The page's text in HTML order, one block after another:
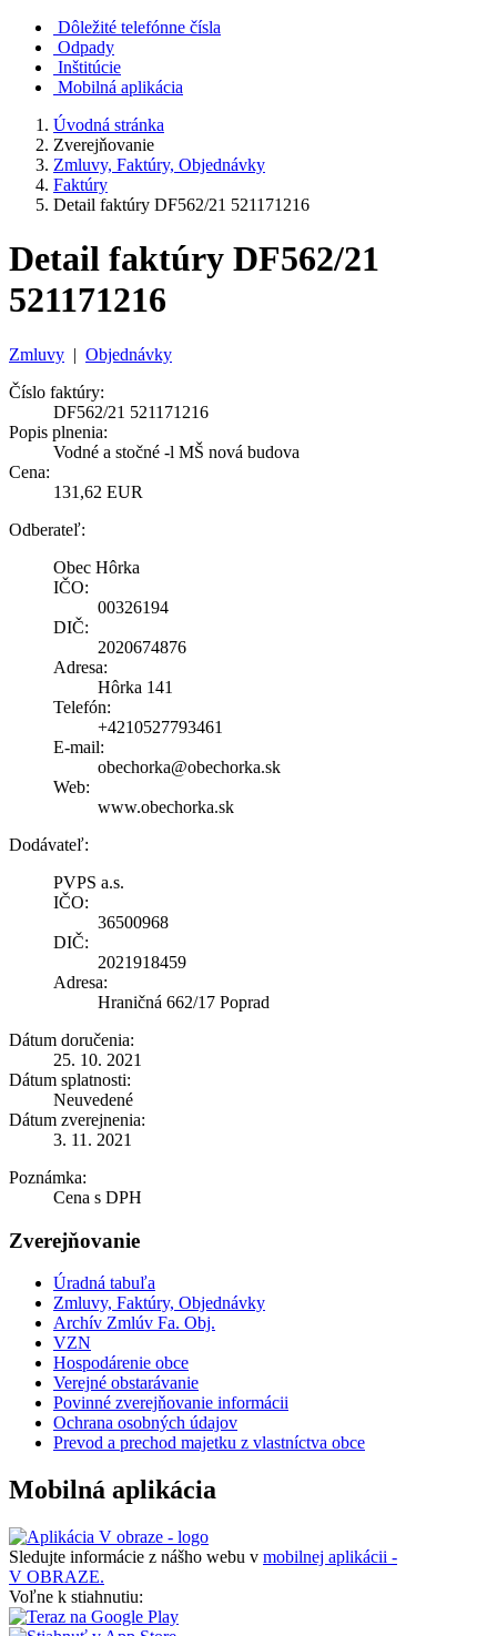
Dôležité telefónne čísla
Odpady
Inštitúcie
Mobilná aplikácia
Úvodná stránka
Zverejňovanie
Zmluvy, Faktúry, Objednávky
Faktúry
Detail faktúry DF562/21 521171216
Detail faktúry DF562/21
521171216
Zmluvy | Objednávky
Číslo faktúry:
DF562/21 521171216
Popis plnenia:
Vodné a stočné -l MŠ nová budova
Cena:
131,62 EUR
Odberateľ:
Obec Hôrka
IČO:
00326194
DIČ:
2020674876
Adresa:
Hôrka 141
Telefón:
+4210527793461
E-mail:
obechorka@obechorka.sk
Web:
www.obechorka.sk
Dodávateľ:
PVPS a.s.
IČO:
36500968
DIČ:
2021918459
Adresa:
Hraničná 662/17 Poprad
Dátum doručenia:
25. 10. 2021
Dátum splatnosti:
Neuvedené
Dátum zverejnenia:
3. 11. 2021
Poznámka:
Cena s DPH
Zverejňovanie
Úradná tabuľa
Zmluvy, Faktúry, Objednávky
Archív Zmlúv Fa. Obj.
VZN
Hospodárenie obce
Verejné obstarávanie
Povinné zverejňovanie informácii
Ochrana osobných údajov
Prevod a prechod majetku z vlastníctva obce
Mobilná aplikácia
Sledujte informácie z nášho webu v mobilnej aplikácii -
V OBRAZE.
Voľne k stiahnutiu: